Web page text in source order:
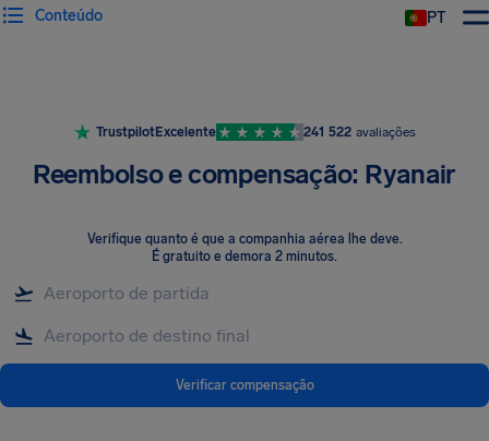
PT
Conteúdo
TrustpilotExcelente 241 522 avaliações
Reembolso e compensação: Ryanair
Verifique quanto é que a companhia aérea lhe deve.
É gratuito e demora 2 minutos.
Verificar compensação